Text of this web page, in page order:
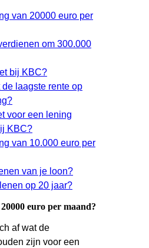
van 20000 euro per
om 300.000
bij KBC?
laagste rente op
voor een lening
KBC?
van 10.000 euro per
van je loon?
op 20 jaar?
euro per maand?
af wat de
zijn voor een